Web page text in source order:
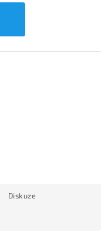
Diskuze